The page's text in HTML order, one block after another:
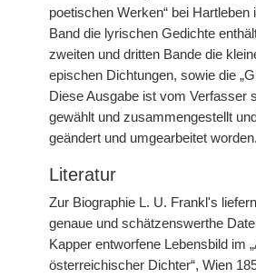
poetischen Werken“ bei Hartleben
Band die lyrischen Gedichte
zweiten und dritten Bande die
epischen Dichtungen, sowie die
Diese Ausgabe ist vom Verfasser
gewählt und zusammengestellt
geändert und umgearbeitet worden.
Literatur
Zur Biographie L. U. Frankl's
genaue und schätzenswerthe
Kapper entworfene Lebensbild im
österreichischer Dichter“, Wien